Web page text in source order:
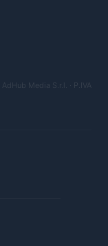
AdHub Media S.r.l. · P.IVA